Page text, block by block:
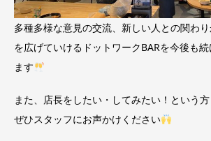
多種多様な意見の交流、新しい人との関わ
を広げていけるドットワークBARを今後も
ます
また、店長をしたい・してみたい！という方
ぜひスタッフにお声かけください